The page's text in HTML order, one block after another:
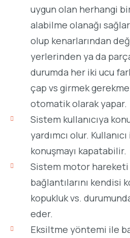
uygun olan herhangi
alabilme olanağı
olup kenarlarından
yerlerinden ya da
durumda her iki ucu
çap vs girmek
otomatik olarak yapar.
Sistem kullanıcıya
yardımcı olur.
konuşmayı kapatabilir.
Sistem motor hareketi
bağlantılarını kendisi
kopukluk vs.
eder.
Eksiltme yöntemi ile